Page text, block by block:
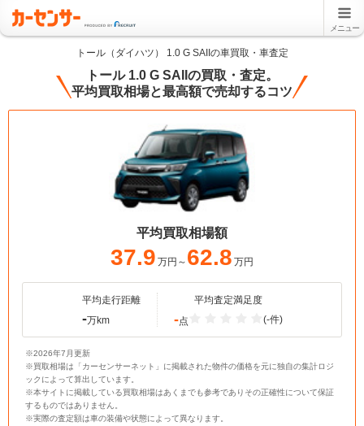
メニュー
トール（ダイハツ） 1.0 G SAIIの車買取・車査定
トール 1.0 G SAIIの買取・査定。
平均買取相場と最高額で売却するコツ
平均買取相場額
37.9 万円～ 62.8 万円
平均走行距離
-万km
平均査定満足度
-点 (-件)
※2026年7月更新
※買取相場は「カーセンサーネット」に掲載された物件の価格を元に独自の集計ロジ
ックによって算出しています。
※本サイトに掲載している買取相場はあくまでも参考でありその正確性について保証
するものではありません。
※実際の査定額は車の装備や状態によって異なります。